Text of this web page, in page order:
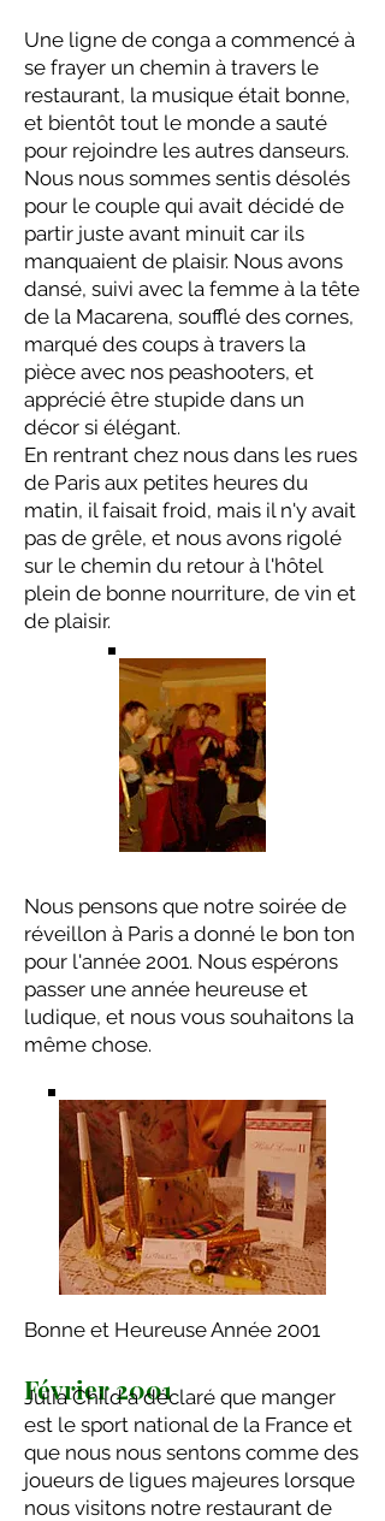
Une ligne de conga a commencé à
se frayer un chemin à travers le
restaurant, la musique était bonne,
et bientôt tout le monde a sauté
pour rejoindre les autres danseurs.
Nous nous sommes sentis désolés
pour le couple qui avait décidé de
partir juste avant minuit car ils
manquaient de plaisir. Nous avons
dansé, suivi avec la femme à la tête
de la Macarena, soufflé des cornes,
marqué des coups à travers la
pièce avec nos peashooters, et
apprécié être stupide dans un
décor si élégant.
En rentrant chez nous dans les rues
de Paris aux petites heures du
matin, il faisait froid, mais il n'y avait
pas de grêle, et nous avons rigolé
sur le chemin du retour à l'hôtel
plein de bonne nourriture, de vin et
de plaisir.
Nous pensons que notre soirée de
réveillon à Paris a donné le bon ton
pour l'année 2001. Nous espérons
passer une année heureuse et
ludique, et nous vous souhaitons la
même chose.
Bonne et Heureuse Année 2001
Février 2001
Julia Child a déclaré que manger
est le sport national de la France et
que nous nous sentons comme des
joueurs de ligues majeures lorsque
nous visitons notre restaurant de